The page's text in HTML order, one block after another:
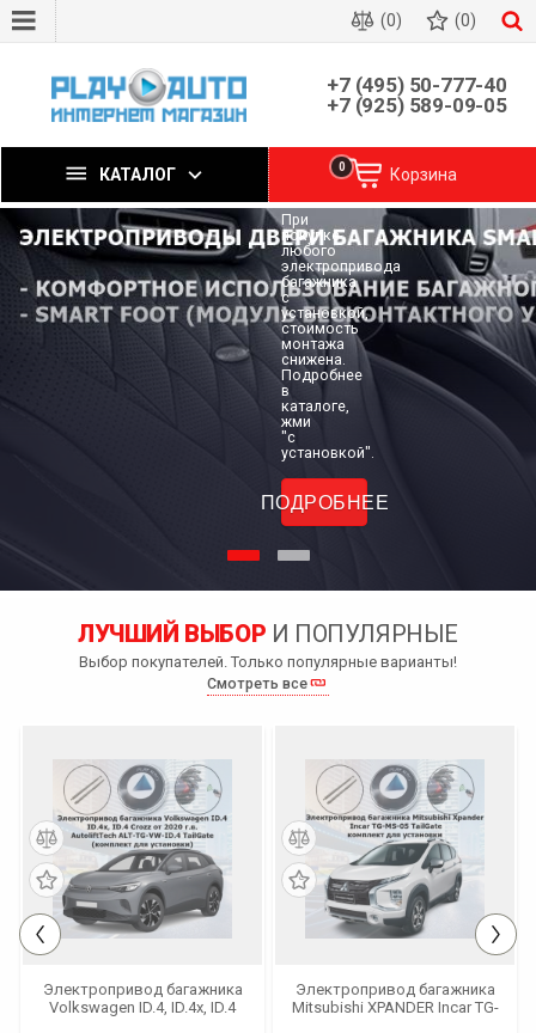
(0) (0)
+7 (495) 50-777-40
+7 (925) 589-09-05
КАТАЛОГ Корзина
0
Стоимость
электропривода
снижена!
При
покупке
любого
электропривода
багажника
с
установкой,
стоимость
монтажа
снижена.
Подробнее
в
каталоге,
жми
"с
установкой".
ПОДРОБНЕЕ
AVS1189AN
Мониторы
на
спинку
Мониторы
AVS1189AN
(#02)
для
пассажиров
на
спинку
сидений
Original
Design
Mercedes-
Benz,
OC
ANDROID,
Емкостной
сенсорный...
ПОДРОБНЕЕ
ЛУЧШИЙ ВЫБОР И ПОПУЛЯРНЫЕ
Выбор покупателей. Только популярные варианты!
Смотреть все
Электропривод багажника
Volkswagen ID.4, ID.4x, ID.4
Электропривод багажника
Mitsubishi XPANDER Incar TG-